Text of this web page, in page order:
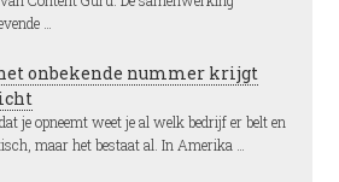
…
onbekende nummer krijgt
je opneemt weet je al welk bedrijf er belt en
maar het bestaat al. In Amerika …